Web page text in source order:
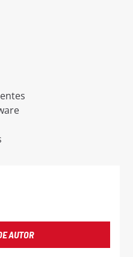
AUTOR